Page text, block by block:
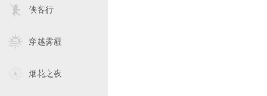
侠客行
穿越雾霾
烟花之夜